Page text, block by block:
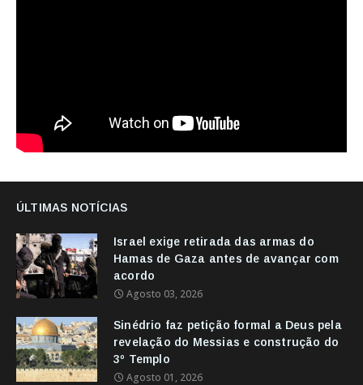
ÚLTIMAS NOTÍCIAS
Israel exige retirada das armas do
Hamas de Gaza antes de avançar com
acordo
Agosto 03, 2026
Sinédrio faz petição formal a Deus pela
revelação do Messias e construção do
3º Templo
Agosto 01, 2026